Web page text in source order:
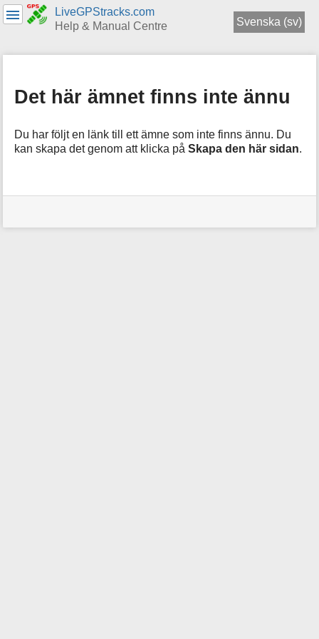
LiveGPStracks.com
Help & Manual Centre
Svenska (sv)
Det här ämnet finns inte ännu
Du har följt en länk till ett ämne som inte finns ännu. Du
kan skapa det genom att klicka påSkapa den här sidan.